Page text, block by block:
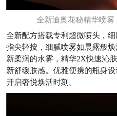
全新迪奥花秘精华喷雾
全新配方搭载专利超微喷头，细
指尖轻按，细腻喷雾如晨露般
新柔润的水雾，精华2X快速沁
新舒缓肤感。优雅便携的瓶身
开启奢悦焕活时刻。